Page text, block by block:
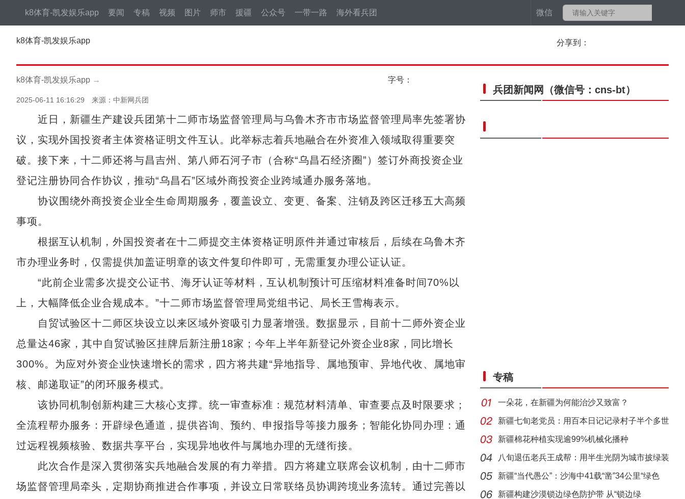
微信
k8体育-凯发娱乐app 要闻 专稿 视频 图片 师市 援疆 公众号 一带一路 海外看兵团
k8体育-凯发娱乐app 分享到：
k8体育-凯发娱乐app → 字号：
2025-06-11 16:16:29 来源：中新网兵团
近日，新疆生产建设兵团第十二师市场监督管理局与乌鲁木齐市市场监督管理局率先签署协
议，实现外国投资者主体资格证明文件互认。此举标志着兵地融合在外资准入领域取得重要突
破。接下来，十二师还将与昌吉州、第八师石河子市（合称“乌昌石经济圈”）签订外商投资企业
登记注册协同合作协议，推动“乌昌石”区域外商投资企业跨域通办服务落地。
协议围绕外商投资企业全生命周期服务，覆盖设立、变更、备案、注销及跨区迁移五大高频
事项。
根据互认机制，外国投资者在十二师提交主体资格证明原件并通过审核后，后续在乌鲁木齐
市办理业务时，仅需提供加盖证明章的该文件复印件即可，无需重复办理公证认证。
“此前企业需多次提交公证书、海牙认证等材料，互认机制预计可压缩材料准备时间70%以
上，大幅降低企业合规成本。”十二师市场监督管理局党组书记、局长王雪梅表示。
自贸试验区十二师区块设立以来区域外资吸引力显著增强。数据显示，目前十二师外资企业
总量达46家，其中自贸试验区挂牌后新注册18家；今年上半年新登记外资企业8家，同比增长
300%。为应对外资企业快速增长的需求，四方将共建“异地指导、属地预审、异地代收、属地审
核、邮递取证”的闭环服务模式。
该协同机制创新构建三大核心支撑。统一审查标准：规范材料清单、审查要点及时限要求；
全流程帮办服务：开辟绿色通道，提供咨询、预约、申报指导等接力服务；智能化协同办理：通
过远程视频核验、数据共享平台，实现异地收件与属地办理的无缝衔接。
此次合作是深入贯彻落实兵地融合发展的有力举措。四方将建立联席会议机制，由十二师市
场监督管理局牵头，定期协商推进合作事项，并设立日常联络员协调跨境业务流转。通过完善以
兵团新闻网 （微信号：cns-bt）
专稿
一朵花，在新疆为何能治沙又致富？
新疆七旬老党员：用百本日记记录村子半个多世
纪变
新疆棉花种植实现逾99%机械化播种
八旬退伍老兵王成帮：用半生光阴为城市披绿装
新疆“当代愚公”：沙海中41载“凿”34公里“绿色
新疆构建沙漠锁边绿色防护带 从“锁边绿